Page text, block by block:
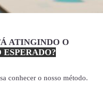
ATINGINDO O
conhecer o nosso método.